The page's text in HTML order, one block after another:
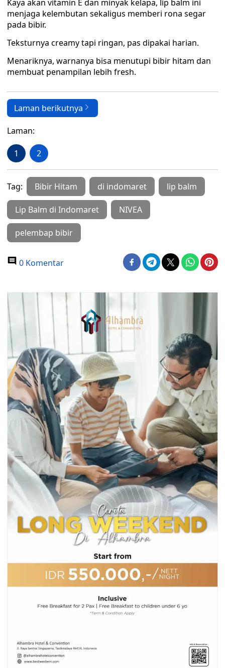
Kaya akan vitamin E dan minyak kelapa, lip balm ini
menjaga kelembutan sekaligus memberi rona segar
pada bibir.
Teksturnya creamy tapi ringan, pas dipakai harian.
Menariknya, warnanya bisa menutupi bibir hitam dan
membuat penampilan lebih fresh.
Laman berikutnya
Laman:
1 2
Tag: Bibir Hitam di indomaret lip balm
Lip Balm di Indomaret NIVEA
pelembap bibir
0 Komentar